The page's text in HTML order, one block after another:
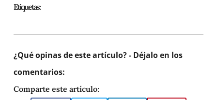
Etiquetas:
¿Qué opinas de este artículo? - Déjalo en los
comentarios:
Comparte este artículo: